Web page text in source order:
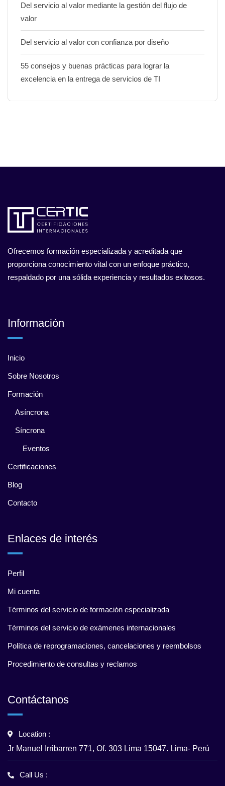
Del servicio al valor mediante la gestión del flujo de
valor
Del servicio al valor con confianza por diseño
55 consejos y buenas prácticas para lograr la
excelencia en la entrega de servicios de TI
Ofrecemos formación especializada y acreditada que
proporciona conocimiento vital con un enfoque práctico,
respaldado por una sólida experiencia y resultados exitosos.
Información
Inicio
Sobre Nosotros
Formación
Asíncrona
Síncrona
Eventos
Certificaciones
Blog
Contacto
Enlaces de interés
Perfil
Mi cuenta
Términos del servicio de formación especializada
Términos del servicio de exámenes internacionales
Política de reprogramaciones, cancelaciones y reembolsos
Procedimiento de consultas y reclamos
Contáctanos
Location :
Jr Manuel Irribarren 771, Of. 303 Lima 15047. Lima- Perú
Call Us :